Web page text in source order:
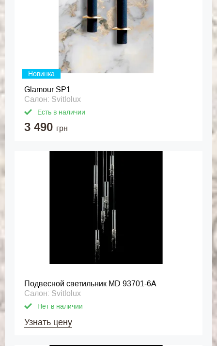
Новинка
Glamour SP1
Салон: Svitlolux
Есть в наличии
3 490 грн
Подвесной светильник MD 93701-6A
Салон: Svitlolux
Нет в наличии
Узнать цену